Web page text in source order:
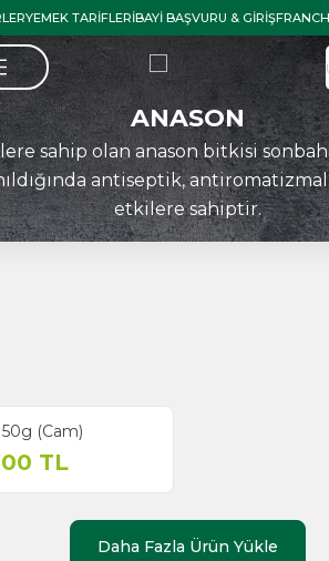
YEMEK TARIFLERIBAYI BAŞVURU & GIRIŞ
ANASON
sahip olan anason bitkisi
antiseptik,
etkilere sahiptir.
(Cam)
TL
Daha Fazla Ürün Yükle